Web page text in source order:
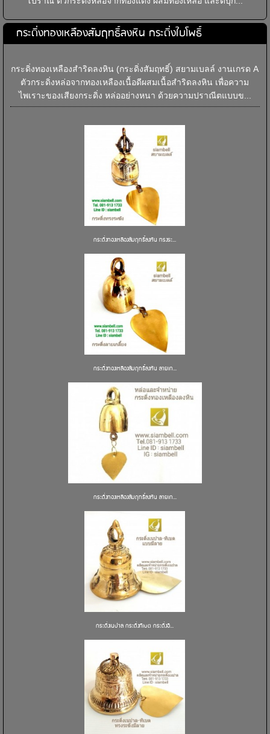
กระดิ่งทองเหลืองสัมฤทธิ์ลงหิน กระดิ่งใบโพธิ์
กระดิ่งทองเหลืองสำริดลงหิน (กระดิ่งสัมฤทธิ์) สยามเบลล์ งานเกรด A
ตัวกระดิ่งหล่อจากทองเหลืองเนื้อดีผสมเนื้อสำริดลงหิน เพื่อความ
ไพเราะของเสียงกระดิ่ง หล่ออย่างหนา ด้วยความปราณีตแบบข...
กระดิ่งทองเหลืองสัมฤทธิ์ลงหิน ทรงระ...
กระดิ่งทองเหลืองสัมฤทธิ์ลงหิน ลายเก...
กระดิ่งทองเหลืองสัมฤทธิ์ลงหิน ลายเก...
กระดิ่งเนปาล กระดิ่งทิเบต กระดิ่งอิ...